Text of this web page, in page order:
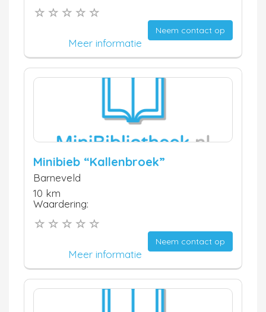
Neem contact op
Meer informatie
Minibieb “Kallenbroek”
Barneveld
10 km
Waardering:
Neem contact op
Meer informatie